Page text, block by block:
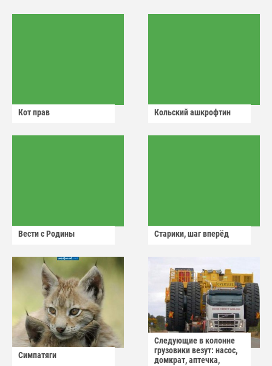
Кот прав Кольский ашкрофтин
Вести с Родины Старики, шаг вперёд
Симпатяги
Следующие в колонне
грузовики везут: насос,
домкрат, аптечка,